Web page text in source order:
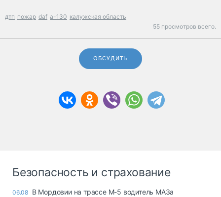
дтп пожар daf а-130 калужская область
55 просмотров всего.
ОБСУДИТЬ
Безопасность и страхование
06.08 В Мордовии на трассе М-5 водитель МАЗа